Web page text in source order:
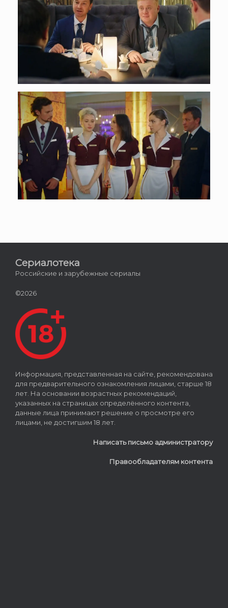
Сериалотека
Российские и зарубежные сериалы
©2026
Информация, представленная на сайте, рекомендована
для предварительного ознакомления лицами, старше 18
лет. На основании возрастных рекомендаций,
указанных на страницах определённого контента,
данные лица принимают решение о просмотре его
лицами, не достигшим 18 лет.
Написать письмо администратору
Правообладателям контента